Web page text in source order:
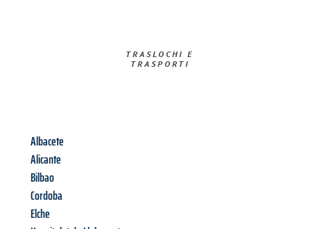
TRASLOCHI E
TRASPORTI​
Albacete
Alicante
Bilbao
Cordoba
Elche